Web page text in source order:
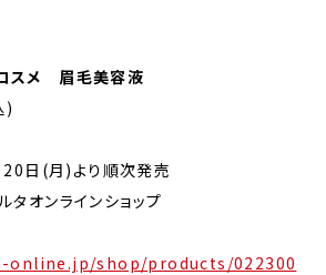
スメ 眉毛美容液
)
日(月)より順次発売
タオンラインショップ
shop/products/022300